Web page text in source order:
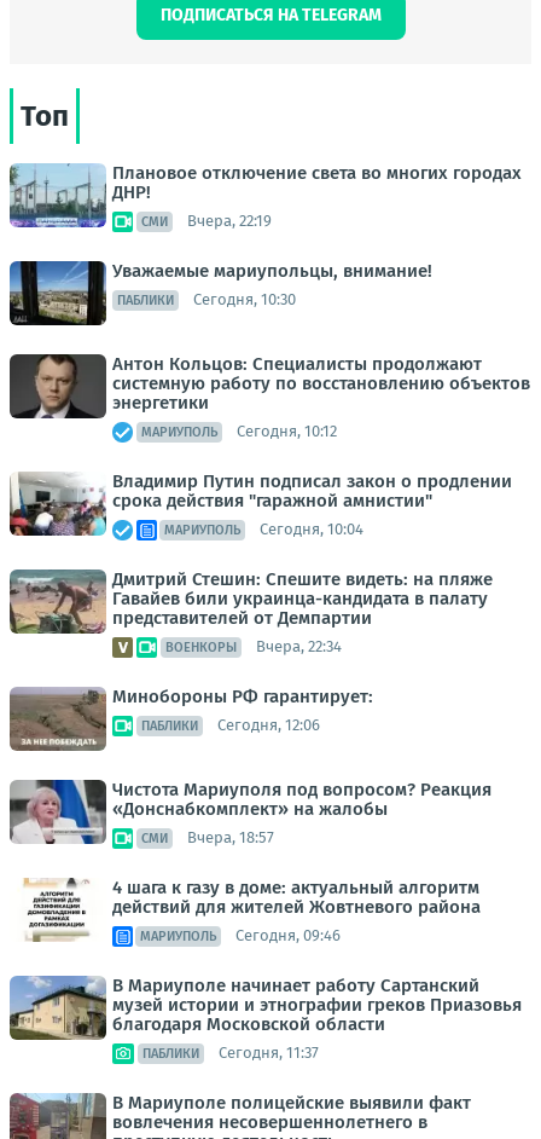
ПОДПИСАТЬСЯ НА TELEGRAM
Топ
Плановое отключение света во многих городах
ДНР!
СМИ Вчера, 22:19
Уважаемые мариупольцы, внимание!
ПАБЛИКИ Сегодня, 10:30
Антон Кольцов: Специалисты продолжают
системную работу по восстановлению объектов
энергетики
МАРИУПОЛЬ Сегодня, 10:12
Владимир Путин подписал закон о продлении
срока действия "гаражной амнистии"
МАРИУПОЛЬ Сегодня, 10:04
Дмитрий Стешин: Спешите видеть: на пляже
Гавайев били украинца-кандидата в палату
представителей от Демпартии
ВОЕНКОРЫ Вчера, 22:34
Минобороны РФ гарантирует:
ПАБЛИКИ Сегодня, 12:06
Чистота Мариуполя под вопросом? Реакция
«Донснабкомплект» на жалобы
СМИ Вчера, 18:57
4 шага к газу в доме: актуальный алгоритм
действий для жителей Жовтневого района
МАРИУПОЛЬ Сегодня, 09:46
В Мариуполе начинает работу Сартанский
музей истории и этнографии греков Приазовья
благодаря Московской области
ПАБЛИКИ Сегодня, 11:37
В Мариуполе полицейские выявили факт
вовлечения несовершеннолетнего в